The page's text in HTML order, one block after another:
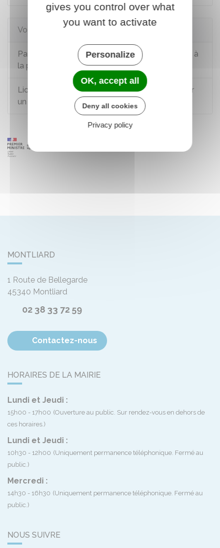
Voir aussi
Particulier employeur : aide à domicile (services à
la personne)
Licenciement du salarié à domicile employé par
un particulier
MONTLIARD
1 Route de Bellegarde
45340 Montliard
02 38 33 72 59
Contactez-nous
HORAIRES DE LA MAIRIE
Lundi et Jeudi :
15h00 - 17h00 (Ouverture au public. Sur rendez-vous en dehors de
ces horaires.)
Lundi et Jeudi :
10h30 - 12h00 (Uniquement permanence téléphonique. Fermé au
public.)
Mercredi :
14h30 - 16h30 (Uniquement permanence téléphonique. Fermé au
public.)
NOUS SUIVRE
gives you control over what
you want to activate
Personalize
OK, accept all
Deny all cookies
Privacy policy